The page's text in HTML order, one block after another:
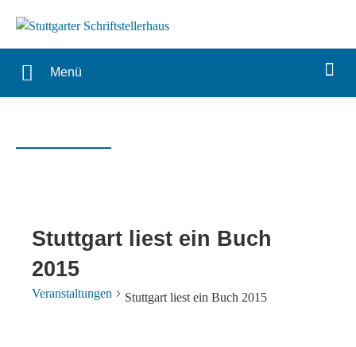
Menü
Stuttgart liest ein Buch
2015
Veranstaltungen Stuttgart liest ein Buch 2015